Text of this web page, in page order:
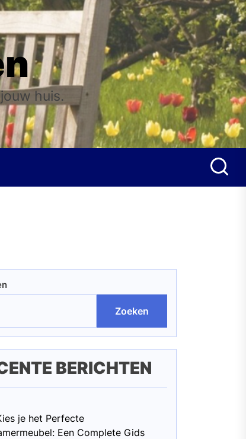
huis.
Zoeken
BERICHTEN
je het Perfecte
Een Complete Gids